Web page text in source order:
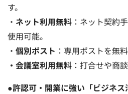
す。
・ ネット利用無料 ：ネット契約
使用可能。
・ 個別ポスト ：専用ポストを無料
・会議室利用無料 ：打合せや商
●許認可・開業に強い「ビジネス